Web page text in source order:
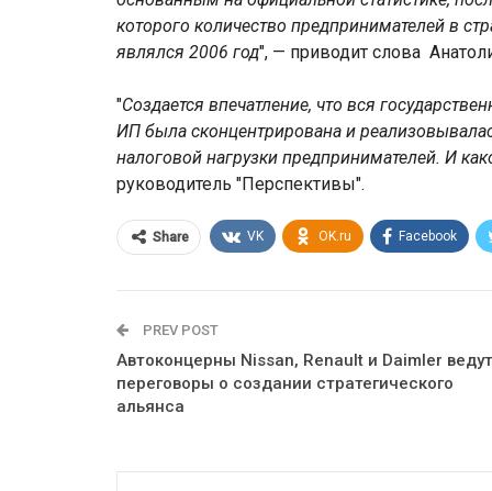
которого количество предпринимателей в
являлся 2006 год", — приводит слова
"Создается впечатление, что вся
ИП была сконцентрирована и
налоговой нагрузки предпринимателей. И
руководитель "Перспективы".
Share VK OK.ru Facebook
PREV POST
Автоконцерны Nissan, Renault и Daimler ведут
переговоры о создании стратегического
альянса